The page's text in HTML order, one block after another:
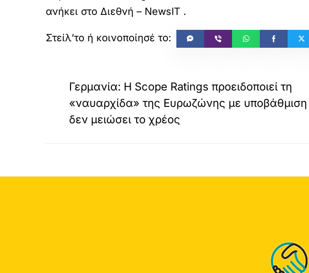
ανήκει στο Διεθνή – NewsIT .
Γερμανία: Η Scope Ratings προειδοποιεί τη
«ναυαρχίδα» της Ευρωζώνης με
δεν μειώσει το χρέος